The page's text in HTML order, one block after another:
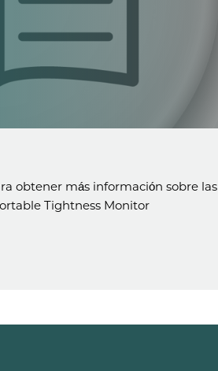
obtener más información sobre las
Tightness Monitor